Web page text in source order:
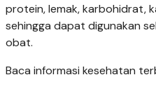
protein, lemak, karbohidrat,
sehingga dapat digunakan
obat.
Baca informasi kesehatan